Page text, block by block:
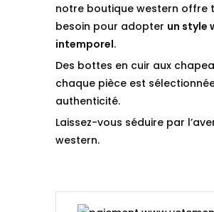
notre boutique western offre
besoin pour adopter un style
intemporel.
Des bottes en cuir aux
chaque pièce est
authenticité.
Laissez-vous séduire par
western.